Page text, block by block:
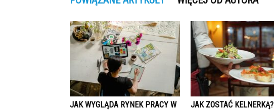
JAK WYGLĄDA RYNEK PRACY W
JAK ZOSTAĆ KELNERKĄ?